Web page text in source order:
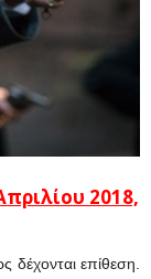
2018,
δέχονται επίθεση.